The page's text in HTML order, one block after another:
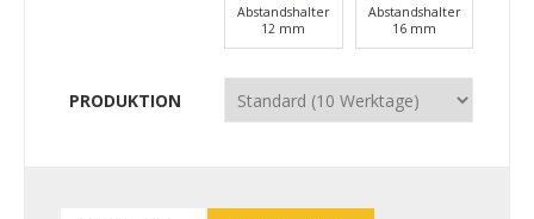
Abstandshalter
12 mm
Abstandshalter
16 mm
PRODUKTION